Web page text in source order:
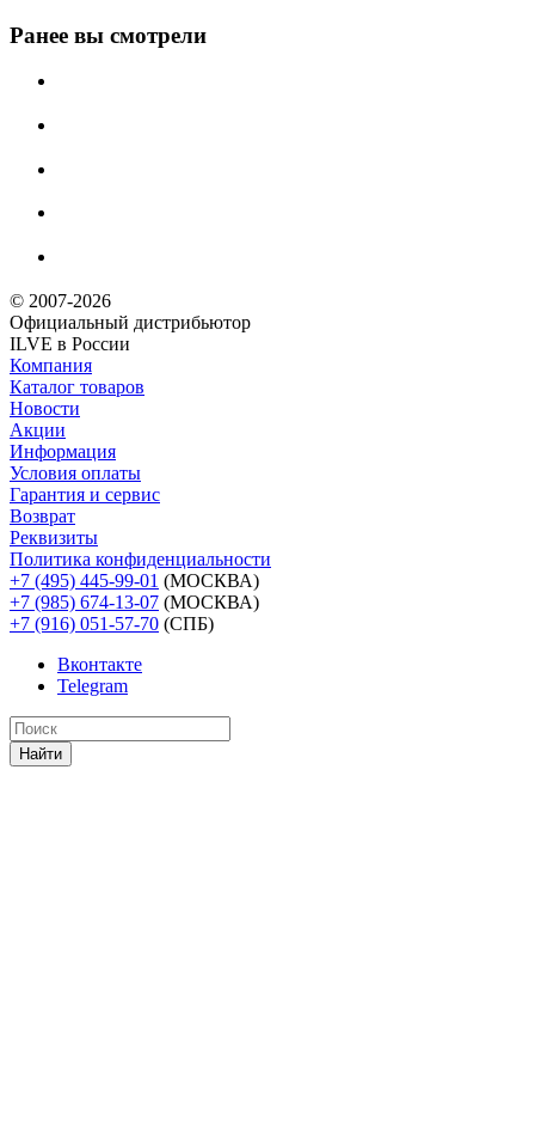
Ранее вы смотрели
© 2007-2026
Официальный дистрибьютoр
ILVE в России
Компания
Каталог товаров
Новости
Акции
Информация
Условия оплаты
Гарантия и сервис
Возврат
Реквизиты
Политика конфиденциальности
+7 (495) 445-99-01 (МОСКВА)
+7 (985) 674-13-07 (МОСКВА)
+7 (916) 051-57-70 (СПБ)
Вконтакте
Telegram
Найти